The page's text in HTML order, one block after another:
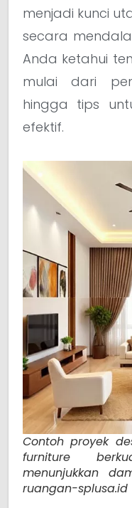
menjadi kunci
secara
Anda ketahui
mulai dari
hingga tips
efektif.
Contoh proyek
furniture
menunjukkan
ruangan-splusa.id